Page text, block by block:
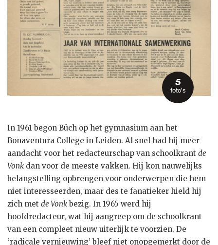
5
foto's
In 1961 begon Büch op het gymnasium aan het
Bonaventura College in Leiden. Al snel had hij meer
aandacht voor het redacteurschap van schoolkrant de
Vonk dan voor de meeste vakken. Hij kon nauwelijks
belangstelling opbrengen voor onderwerpen die hem
niet interesseerden, maar des te fanatieker hield hij
zich met de Vonkbezig. In 1965 werd hij
hoofdredacteur, wat hij aangreep om de schoolkrant
van een compleet nieuw uiterlijk te voorzien. De
‘radicale vernieuwing’ bleef niet onopgemerkt door de